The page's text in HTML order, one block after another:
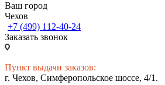
Ваш город
Чехов
+7 (499) 112-40-24
Заказать звонок
Пункт выдачи заказов:
г. Чехов, Симферопольское шоссе, 4/1.